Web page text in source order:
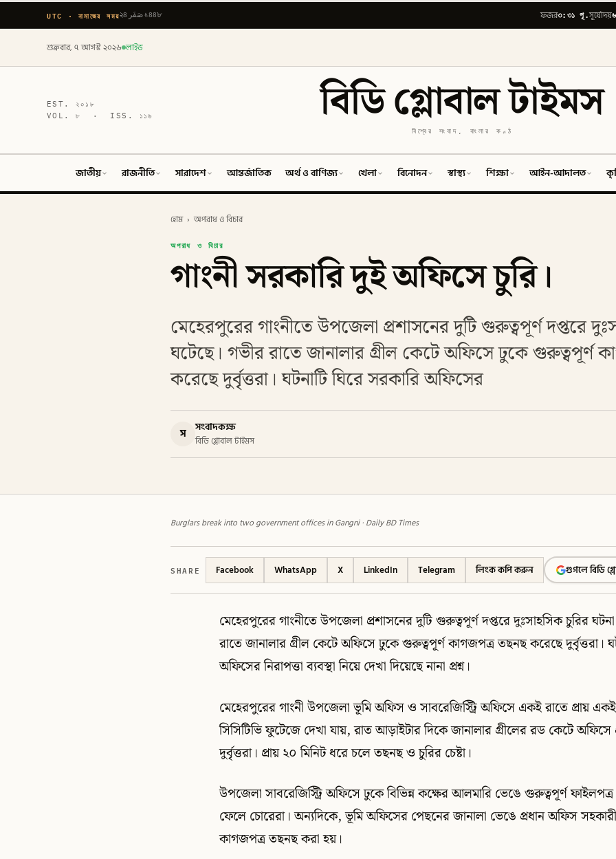
UTC · নামাজের সময় ২৪ صَفَر ১৪৪৮ ফজর৩:৩১ পূ.সূর্যোদয়
শুক্রবার, ৭ আগস্ট ২০২৬ লাইভ
EST.২০১৮
VOL.৮ · ISS. ১১৬ বিডি গ্লোবাল টাইমস
বিশ্বের সংবাদ, বাংলার কণ্ঠ
জাতীয় রাজনীতি সারাদেশ আন্তর্জাতিক অর্থ ও বাণিজ্য খেলা বিনোদন স্বাস্থ্য শিক্ষা আইন-আদালত
হোম › অপরাধ ও বিচার
অপরাধ ও বিচার
গাংনী সরকারি দুই অফিসে চুরি।
মেহেরপুরের গাংনীতে উপজেলা প্রশাসনের দুটি গুরুত্বপূর্ণ দপ্তরে
ঘটেছে। গভীর রাতে জানালার গ্রীল কেটে অফিসে ঢুকে গুরুত্বপূর্ণ
করেছে দুর্বৃত্তরা। ঘটনাটি ঘিরে সরকারি অফিসের
স সংবাদকক্ষ
বিডি গ্লোবাল টাইমস
Burglars break into two government offices in Gangni · Daily BD Times
SHARE Facebook WhatsApp X LinkedIn Telegram লিংক কপি করুন গুগলে বিডি
মেহেরপুরের গাংনীতে উপজেলা প্রশাসনের দুটি গুরুত্বপূর্ণ দপ্তরে দুঃসাহসিক চুরির
রাতে জানালার গ্রীল কেটে অফিসে ঢুকে গুরুত্বপূর্ণ কাগজপত্র তছনছ করেছে দুর্বৃত্তরা।
অফিসের নিরাপত্তা ব্যবস্থা নিয়ে দেখা দিয়েছে নানা প্রশ্ন।
মেহেরপুরের গাংনী উপজেলা ভূমি অফিস ও সাবরেজিস্ট্রি অফিসে একই রাতে প্রায়
সিসিটিভি ফুটেজে দেখা যায়, রাত আড়াইটার দিকে জানালার গ্রীলের রড কেটে
দুর্বৃত্তরা। প্রায় ২০ মিনিট ধরে চলে তছনছ ও চুরির চেষ্টা।
উপজেলা সাবরেজিস্ট্রি অফিসে ঢুকে বিভিন্ন কক্ষের আলমারি ভেঙে গুরুত্বপূর্ণ
ফেলে চোরেরা। অন্যদিকে, ভূমি অফিসের পেছনের জানালা ভেঙে প্রধান অফিস
কাগজপত্র তছনছ করা হয়।